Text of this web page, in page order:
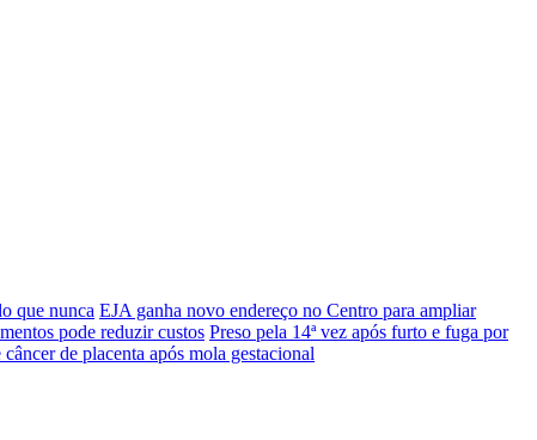
que nunca EJA ganha novo endereço no Centro para ampliar
pode reduzir custos Preso pela 14ª vez após furto e fuga por
de placenta após mola gestacional